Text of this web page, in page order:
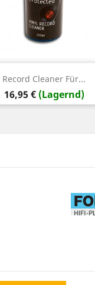
Record Cleaner Für...
Preis
16,95 € (Lagernd)
Vorschau